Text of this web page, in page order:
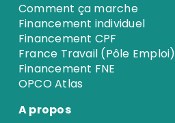
Comment ça marche
Financement individuel
Financement CPF
France Travail (Pôle Emploi)
Financement FNE
OPCO Atlas
A propos